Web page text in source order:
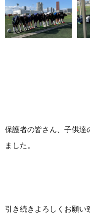
保護者の皆さん、子供達
ました。
引き続きよろしくお願い